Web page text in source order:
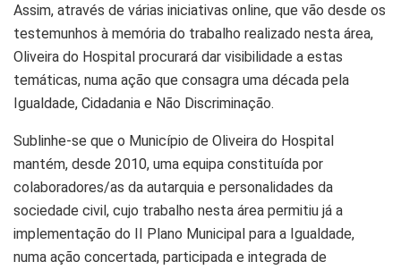
Assim, através de várias iniciativas online, que vão desde os
testemunhos à memória do trabalho realizado nesta área,
Oliveira do Hospital procurará dar visibilidade a estas
temáticas, numa ação que consagra uma década pela
Igualdade, Cidadania e Não Discriminação.
Sublinhe-se que o Município de Oliveira do Hospital
mantém, desde 2010, uma equipa constituída por
colaboradores/as da autarquia e personalidades da
sociedade civil, cujo trabalho nesta área permitiu já a
implementação do II Plano Municipal para a Igualdade,
numa ação concertada, participada e integrada de